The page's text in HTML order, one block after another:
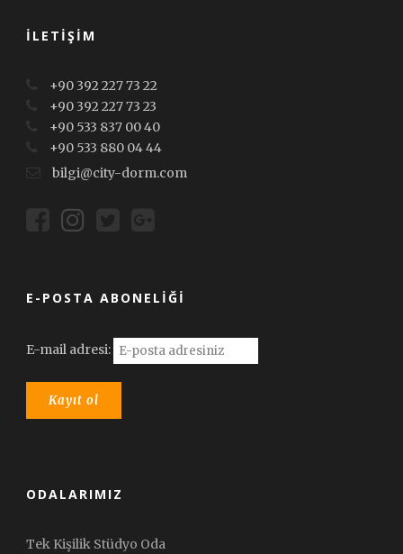
İLETIŞIM
+90 392 227 73 22
+90 392 227 73 23
+90 533 837 00 40
+90 533 880 04 44
bilgi@city-dorm.com
E-POSTA ABONELIĞI
E-mail adresi:
ODALARIMIZ
Tek Kişilik Stüdyo Oda